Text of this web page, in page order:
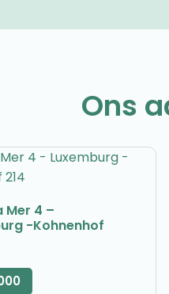
Ons
Mer 4 –
-Kohnenhof